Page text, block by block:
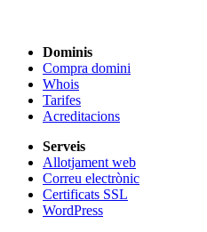
Dominis
Compra domini
Whois
Tarifes
Acreditacions
Serveis
Allotjament web
Correu electrònic
Certificats SSL
WordPress